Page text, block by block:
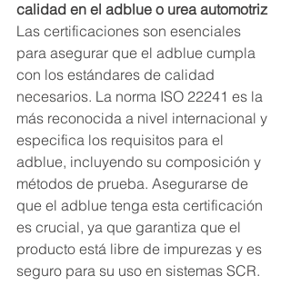
calidad en el adblue o urea automotriz
Las certificaciones son esenciales
para asegurar que el adblue cumpla
con los estándares de calidad
necesarios. La norma ISO 22241 es la
más reconocida a nivel internacional y
especifica los requisitos para el
adblue, incluyendo su composición y
métodos de prueba. Asegurarse de
que el adblue tenga esta certificación
es crucial, ya que garantiza que el
producto está libre de impurezas y es
seguro para su uso en sistemas SCR.